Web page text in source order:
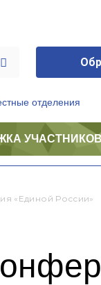
отделения
«Единой России»